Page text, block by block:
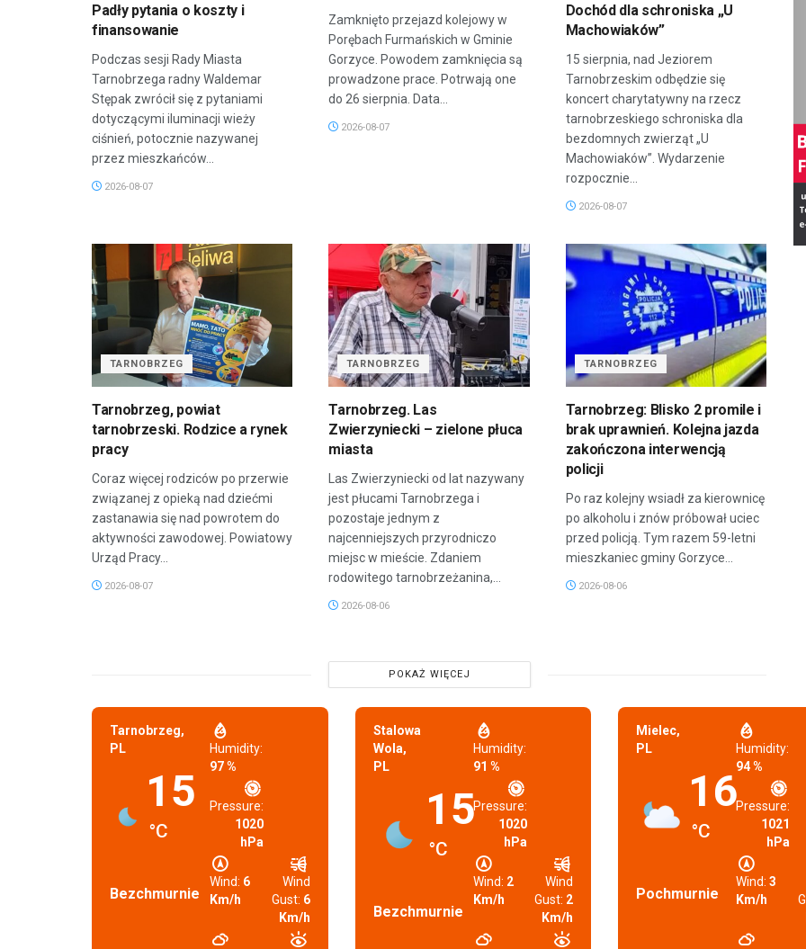
Padły pytania o koszty i
finansowanie
Podczas sesji Rady Miasta
Tarnobrzega radny Waldemar
Stępak zwrócił się z pytaniami
dotyczącymi iluminacji wieży
ciśnień, potocznie nazywanej
przez mieszkańców...
2026-08-07
Zamknięto przejazd kolejowy w
Porębach Furmańskich w Gminie
Gorzyce. Powodem zamknięcia są
prowadzone prace. Potrwają one
do 26 sierpnia. Data...
2026-08-07
Dochód dla schroniska „U
Machowiaków”
15 sierpnia, nad Jeziorem
Tarnobrzeskim odbędzie się
koncert charytatywny na rzecz
tarnobrzeskiego schroniska dla
bezdomnych zwierząt „U
Machowiaków”. Wydarzenie
rozpocznie...
2026-08-07
TARNOBRZEG
Tarnobrzeg, powiat
tarnobrzeski. Rodzice a rynek
pracy
Coraz więcej rodziców po przerwie
związanej z opieką nad dziećmi
zastanawia się nad powrotem do
aktywności zawodowej. Powiatowy
Urząd Pracy...
2026-08-07
TARNOBRZEG
Tarnobrzeg. Las
Zwierzyniecki – zielone płuca
miasta
Las Zwierzyniecki od lat nazywany
jest płucami Tarnobrzega i
pozostaje jednym z
najcenniejszych przyrodniczo
miejsc w mieście. Zdaniem
rodowitego tarnobrzeżanina,...
2026-08-06
TARNOBRZEG
Tarnobrzeg: Blisko 2 promile i
brak uprawnień. Kolejna jazda
zakończona interwencją
policji
Po raz kolejny wsiadł za kierownicę
po alkoholu i znów próbował uciec
przed policją. Tym razem 59-letni
mieszkaniec gminy Gorzyce...
2026-08-06
POKAŻ WIĘCEJ
Tarnobrzeg,
PL
15
°C
Bezchmurnie
Humidity:
97 %
Pressure:
1020
hPa
Wind: 6
Km/h
Wind
Gust: 6
Km/h
Stalowa
Wola,
PL
15
°C
Bezchmurnie
Humidity:
91 %
Pressure:
1020
hPa
Wind: 2
Km/h
Wind
Gust: 2
Km/h
Mielec,
PL
16
°C
Pochmurnie
Humidity:
94 %
Pressure:
1021
hPa
Wind: 3
Km/h